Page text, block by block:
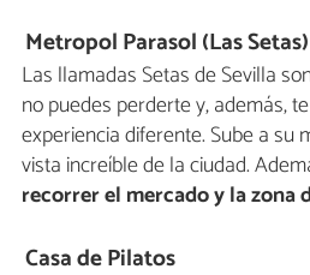
Metropol Parasol (Las Setas)
Las llamadas Setas de Sevilla
no puedes perderte y, además,
experiencia diferente. Sube a su
vista increíble de la ciudad.
recorrer el mercado y la zona
Casa de Pilatos